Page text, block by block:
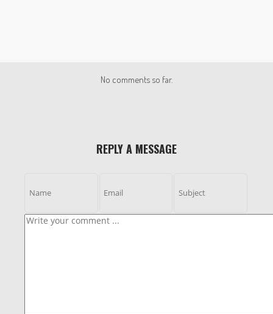
No comments so far.
REPLY A MESSAGE